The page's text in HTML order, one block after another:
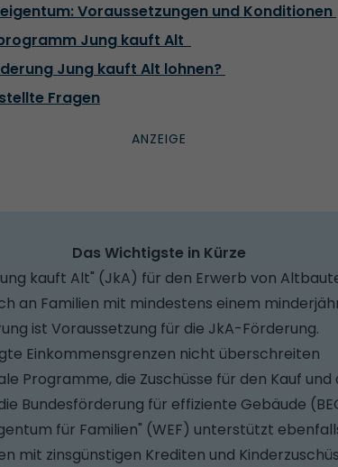
Voraussetzungen und Konditionen
Jung kauft Alt
Jung kauft Alt lohnen?
Fragen
Das Wichtigste in Kürze
kauft Alt" (JkA) für den Erwerb von
an Familien mit mindestens einem
ist Voraussetzung für die JkA-Förderung.
Einkommensgrenzen nicht überschreiten
Programme, die Zuschüsse für den Kauf und
Bundesförderung für effiziente Gebäude
für Familien" (WEF) unterstützt
mit zinsgünstigen Krediten und